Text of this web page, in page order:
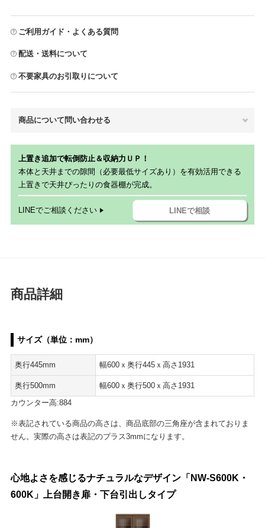
ご利用ガイド・よくある質問
配送・送料について
不要家具のお引取りについて
商品について問い合わせる
上置き追加で転倒防止＆収納力ＵＰ！
本体と天井までの隙間（必要最低サイズあり）を有効活用できる
上置きで天井ぴったりの食器棚が完成。
LINEでご相談ください LINEで相談
商品詳細
サイズ（単位：mm）
奥行445mm 幅600ｘ奥行445ｘ高さ1931
奥行500mm
幅600ｘ奥行500ｘ高さ1931
カウンター高:884
※表記されている商品の高さは、商品底部の三角座が含まれておりま
せん。実際の高さは表記のプラス3mmになります。
心地よさを感じるナチュラルなデザイン「NW-S600K・
600K」上台開き扉・下台引出しタイプ